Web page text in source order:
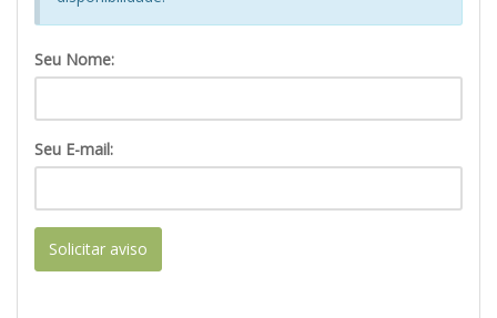
Seu Nome:
Seu E-mail:
Solicitar aviso